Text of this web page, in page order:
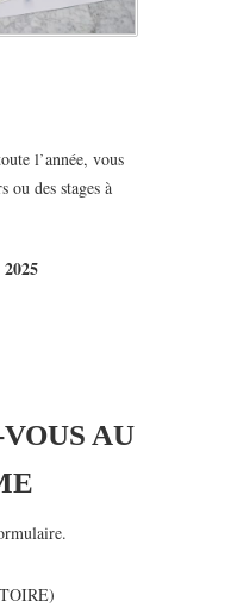
l’année, vous
ou des stages à
AU